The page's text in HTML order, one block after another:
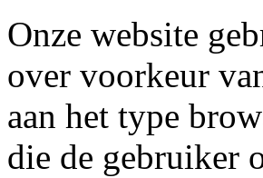
Onze website
over voorkeur
aan het type
die de gebruiker